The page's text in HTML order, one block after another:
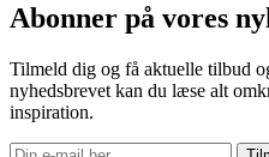
Abonner på vores
Tilmeld dig og få aktuelle tilbud
nyhedsbrevet kan du læse alt
inspiration.